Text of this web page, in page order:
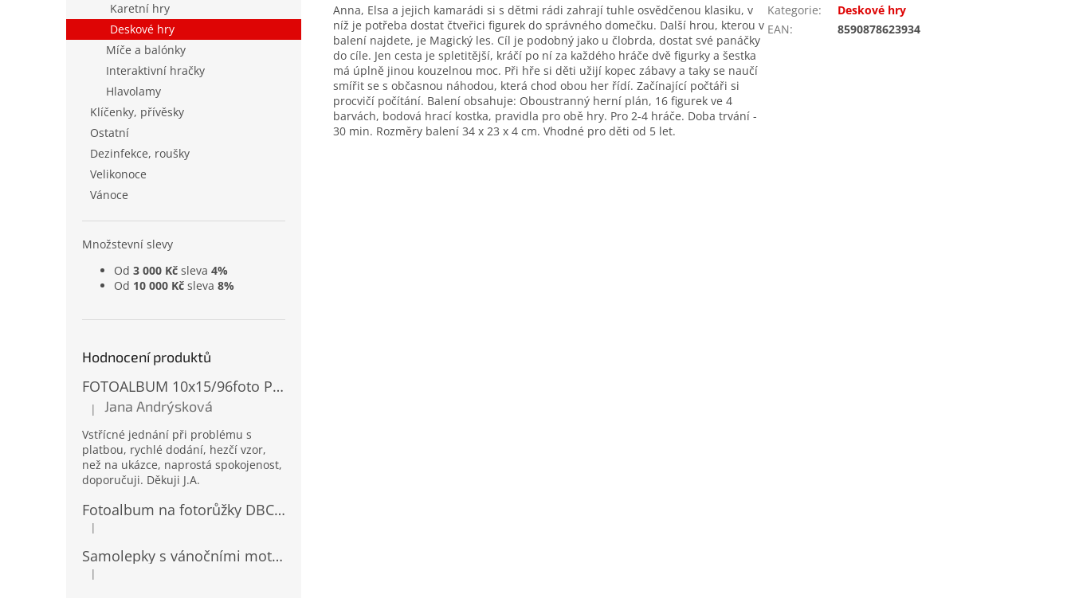
Karetní hry
Deskové hry
Míče a balónky
Interaktivní hračky
Hlavolamy
Klíčenky, přívěsky
Ostatní
Dezinfekce, roušky
Velikonoce
Vánoce
Množstevní slevy
Od 3 000 Kč sleva 4%
Od 10 000 Kč sleva 8%
Hodnocení produktů
FOTOALBUM 10x15/96foto PP-4696 MIX
Hodnocení produktu je 5 z 5 hvězdiček.
| Jana Andrýsková
Vstřícné jednání při problému s
platbou, rychlé dodání, hezčí vzor,
než na ukázce, naprostá spokojenost,
doporučuji. Děkuji J.A.
Fotoalbum na fotorůžky DBCL-30 Homage 2
Hodnocení produktu je 5 z 5 hvězdiček.
|
Samolepky s vánočními motivy 8 x 14,5 cm 10724
Hodnocení produktu je 4 z 5 hvězdiček.
|
Anna, Elsa a jejich kamarádi si s dětmi rádi zahrají tuhle osvědčenou klasiku, v
níž je potřeba dostat čtveřici figurek do správného domečku. Další hrou, kterou v
balení najdete, je Magický les. Cíl je podobný jako u člobrda, dostat své panáčky
do cíle. Jen cesta je spletitější, kráčí po ní za každého hráče dvě figurky a šestka
má úplně jinou kouzelnou moc. Při hře si děti užijí kopec zábavy a taky se naučí
smířit se s občasnou náhodou, která chod obou her řídí. Začínající počtáři si
procvičí počítání. Balení obsahuje: Oboustranný herní plán, 16 figurek ve 4
barvách, bodová hrací kostka, pravidla pro obě hry. Pro 2-4 hráče. Doba trvání -
30 min. Rozměry balení 34 x 23 x 4 cm. Vhodné pro děti od 5 let.
Kategorie:
Deskové hry
EAN: 8590878623934